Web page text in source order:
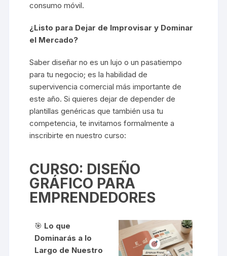
consumo móvil.
¿Listo para Dejar de Improvisar y Dominar
el Mercado?
Saber diseñar no es un lujo o un pasatiempo
para tu negocio; es la habilidad de
supervivencia comercial más importante de
este año. Si quieres dejar de depender de
plantillas genéricas que también usa tu
competencia, te invitamos formalmente a
inscribirte en nuestro curso:
CURSO: DISEÑO
GRÁFICO PARA
EMPRENDEDORES
🎯 Lo que
Dominarás a lo
Largo de Nuestro